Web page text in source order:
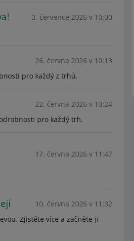
3. července 2026 v 10:00
26. června 2026 v 10:13
pro každý z trhů.
22. června 2026 v 10:24
pro každý trh.
17. června 2026 v 11:47
10. června 2026 v 11:32
Zjistěte více a začněte ji